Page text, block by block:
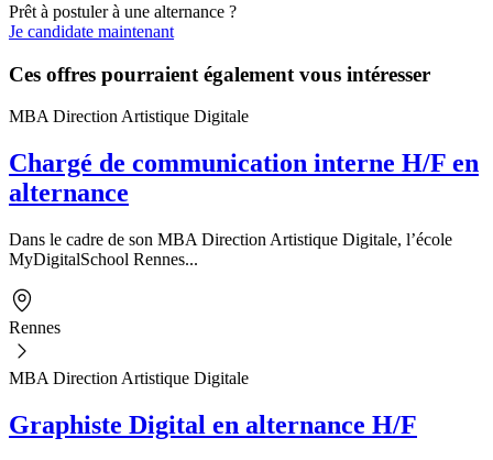
Prêt à postuler à une alternance ?
Je candidate maintenant
Ces offres pourraient également vous intéresser
MBA Direction Artistique Digitale
Chargé de communication interne H/F en
alternance
Dans le cadre de son MBA Direction Artistique Digitale, l’école
MyDigitalSchool Rennes...
Rennes
MBA Direction Artistique Digitale
Graphiste Digital en alternance H/F